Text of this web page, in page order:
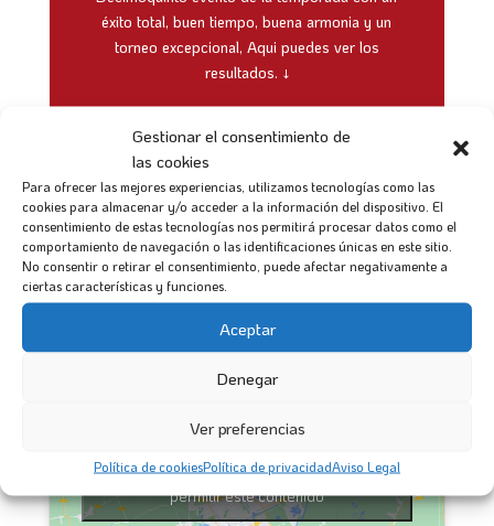
Gestionar el consentimiento de
las cookies
Para ofrecer las mejores experiencias, utilizamos tecnologías como las
cookies para almacenar y/o acceder a la información del dispositivo. El
consentimiento de estas tecnologías nos permitirá procesar datos como el
comportamiento de navegación o las identificaciones únicas en este sitio.
No consentir o retirar el consentimiento, puede afectar negativamente a
ciertas características y funciones.
Aceptar
Denegar
Ver preferencias
Política de cookiesPolítica de privacidadAviso Legal
éxito total, buen tiempo, buena armonia y un
torneo excepcional, Aqui puedes ver los
resultados. ↓
*Añadir a mi calendario
Google Calendar
Microsoft Outlook
Haz clic para aceptar cookies de marketing y
permitir este contenido